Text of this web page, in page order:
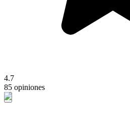
4.7
85 opiniones